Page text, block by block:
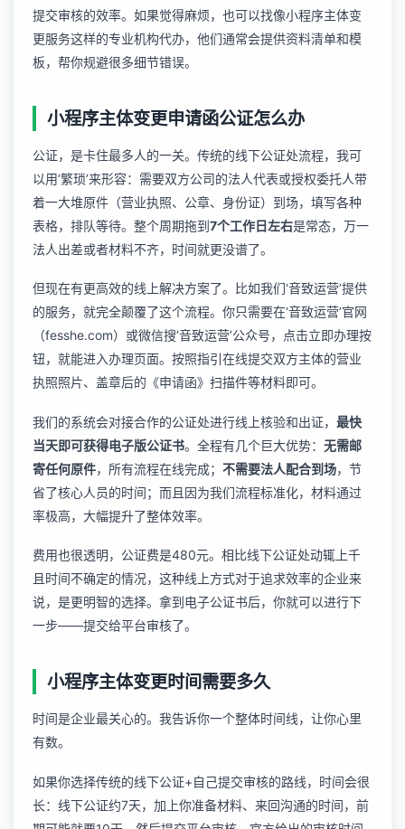
提交审核的效率。如果觉得麻烦，也可以找像小程序主体变
更服务这样的专业机构代办，他们通常会提供资料清单和模
板，帮你规避很多细节错误。
小程序主体变更申请函公证怎么办
公证，是卡住最多人的一关。传统的线下公证处流程，我可
以用‘繁琐’来形容：需要双方公司的法人代表或授权委托人带
着一大堆原件（营业执照、公章、身份证）到场，填写各种
表格，排队等待。整个周期拖到7个工作日左右是常态，万一
法人出差或者材料不齐，时间就更没谱了。
但现在有更高效的线上解决方案了。比如我们‘音致运营’提供
的服务，就完全颠覆了这个流程。你只需要在‘音致运营’官网
（fesshe.com）或微信搜‘音致运营’公众号，点击立即办理按
钮，就能进入办理页面。按照指引在线提交双方主体的营业
执照照片、盖章后的《申请函》扫描件等材料即可。
我们的系统会对接合作的公证处进行线上核验和出证， 最快
当天即可获得电子版公证书。全程有几个巨大优势： 无需邮
寄任何原件，所有流程在线完成； 不需要法人配合到场，节
省了核心人员的时间；而且因为我们流程标准化，材料通过
率极高，大幅提升了整体效率。
费用也很透明，公证费是480元。相比线下公证处动辄上千
且时间不确定的情况，这种线上方式对于追求效率的企业来
说，是更明智的选择。拿到电子公证书后，你就可以进行下
一步——提交给平台审核了。
小程序主体变更时间需要多久
时间是企业最关心的。我告诉你一个整体时间线，让你心里
有数。
如果你选择传统的线下公证+自己提交审核的路线，时间会很
长：线下公证约7天，加上你准备材料、来回沟通的时间，前